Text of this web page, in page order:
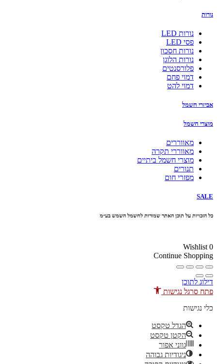
נורות
נורות LED
פסי LED
נורות חסכון
נורות הלוגן
פלורסנטים
דמוי פחם
דמוי להט
אביזרי חשמל
מוצרי חשמל
מאווררים
מאווררי תקרה
מוצרי חשמל ביתיים
תנורים
מפזרי חום
SALE
כל הזכויות על תוכן האתר שמורות לחשמל השמש בע״מ
Wishlist 0
Continue Shopping
דילוג לתוכן
פתח סרגל נגישות
כלי נגישות
הגדל טקסט
הקטן טקסט
גווני אפור
ניגודיות גבוהה